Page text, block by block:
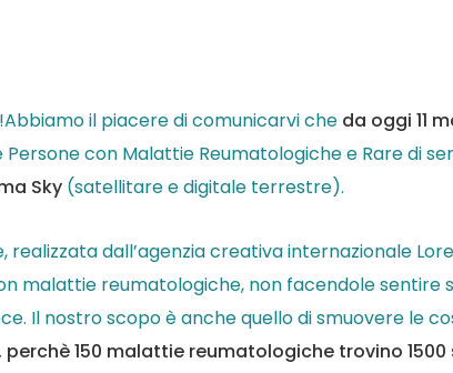
il piacere di comunicarvi che da oggi 11
Persone con Malattie Reumatologiche e Rare di
Sky (satellitare e digitale terrestre).
dall’agenzia creativa internazionale
malattie reumatologiche, non facendole sentire
Il nostro scopo è anche quello di smuovere le
perchè 150 malattie reumatologiche trovino 1500